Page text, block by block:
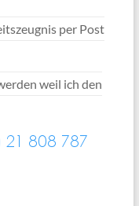
per Post
weil ich den